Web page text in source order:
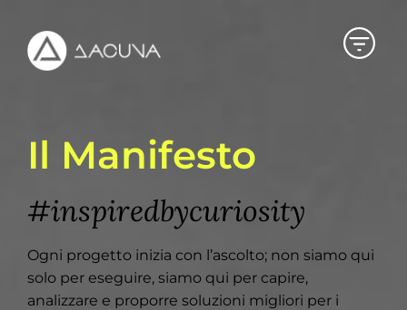
Il Manifesto
#inspiredbycuriosity
Ogni progetto inizia con l’ascolto; non siamo qui
solo per eseguire, siamo qui per capire,
analizzare e proporre soluzioni migliori per i